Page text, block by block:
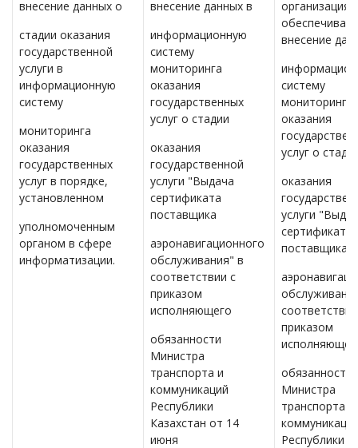
внесение данных о
стадии оказания
государственной
услуги в
информационную
систему
мониторинга
оказания
государственных
услуг в порядке,
установленном
уполномоченным
органом в сфере
информатизации.
внесение данных в
информационную
систему
мониторинга
оказания
государственных
услуг о стадии
оказания
государственной
услуги "Выдача
сертификата
поставщика
аэронавигационного
обслуживания" в
соответствии с
приказом
исполняющего
обязанности
Министра
транспорта и
коммуникаций
Республики
Казахстан от 14
июня
организация
обеспечивает
внесение
систему
мониторинга
оказания
услуг о
оказания
услуги
сертификата
поставщика
приказом
обязанности
Министра
транспорта и
Республики